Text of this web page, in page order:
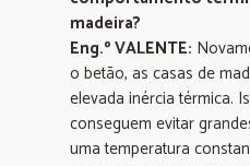
madeira?
Eng.º VALENTE:
o betão, as casas de
elevada inércia térmica.
conseguem evitar
uma temperatura